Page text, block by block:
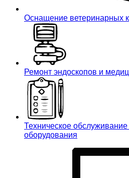
Оснащение ветеринарных
Ремонт эндоскопов и
Техническое
оборудования